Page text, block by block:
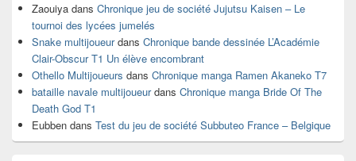
Zaouiya dans Chronique jeu de société Jujutsu Kaisen – Le
tournoi des lycées jumelés
Snake multijoueurdans Chronique bande dessinée L’Académie
Clair-Obscur T1 Un élève encombrant
Othello Multijoueurs dans Chronique manga Ramen Akaneko T7
bataille navale multijoueurdans Chronique manga Bride Of The
Death God T1
Eubben dans Test du jeu de société Subbuteo France – Belgique